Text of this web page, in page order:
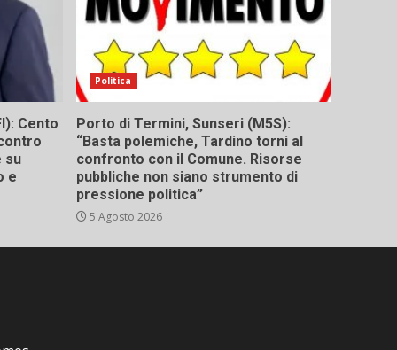
Cento
su
e
Politica
Porto di Termini, Sunseri (M5S):
“Basta polemiche, Tardino torni al
confronto con il Comune. Risorse
pubbliche non siano strumento di
pressione politica”
5 Agosto 2026